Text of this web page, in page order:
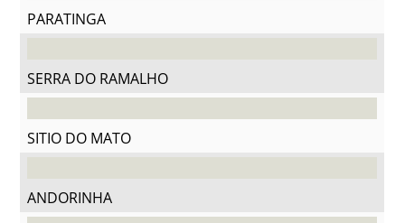
PARATINGA
SERRA DO RAMALHO
SITIO DO MATO
ANDORINHA